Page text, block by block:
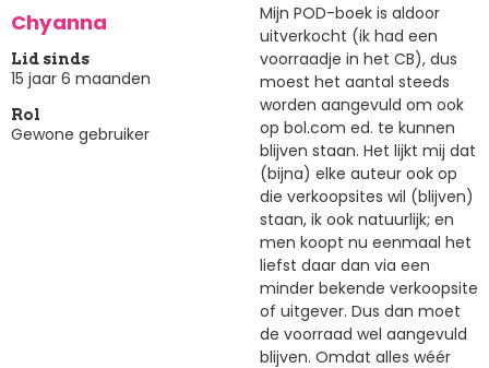
Chyanna
Lid sinds
15 jaar 6 maanden
Rol
Gewone gebruiker
Mijn POD-boek is aldoor
uitverkocht (ik had een
voorraadje in het CB), dus
moest het aantal steeds
worden aangevuld om ook
op bol.com ed. te kunnen
blijven staan. Het lijkt mij dat
(bijna) elke auteur ook op
die verkoopsites wil (blijven)
staan, ik ook natuurlijk; en
men koopt nu eenmaal het
liefst daar dan via een
minder bekende verkoopsite
of uitgever. Dus dan moet
de voorraad wel aangevuld
blijven. Omdat alles wéér